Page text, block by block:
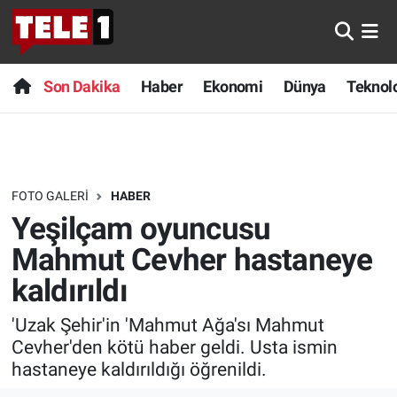
Son Dakika Haber Ekonomi Dünya
FOTO GALERI HABER
Yeşilçam oyuncusu
Mahmut Cevher hastaneye
kaldırıldı
'Uzak Şehir'in 'Mahmut Ağa'sı Mahmut
Cevher'den kötü haber geldi. Usta ismin
hastaneye kaldırıldığı öğrenildi.
Anında Manşet
Başka Sohbetler
Bilim turu
Bilim ve Teknoloji Evreni
Doğa Konuşuyor
Dünya
Ege Saati
Son Dakika
Haber
Dünya
Teknoloji
Sağlık
Spor
Yayın Akışı
Nöbetçi Eczaneler
Hava Durumu
Trafik Durumu
Süper Lig Puan Durumu ve Fikstür
Tüm Manşetler
Son Dakika Haberleri
Haber Arşivi